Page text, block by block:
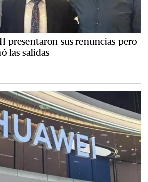
presentaron sus renuncias pero
las salidas